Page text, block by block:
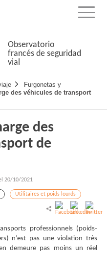
Menu
Observatorio
francés de seguridad
vial
Furgonetas y
des véhicules de transport
des
de
20/10/2021
Utilitaires et poids lourds
professionnels (poids-
n’est pas une violation très
demeure pas moins un réel